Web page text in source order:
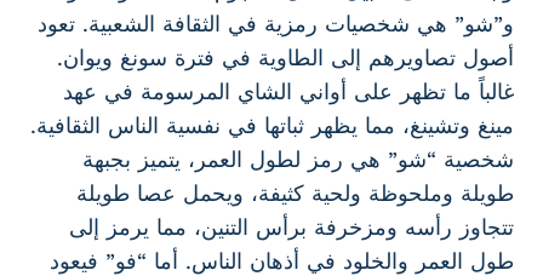
و”شو” هي شخصيات رمزية في الثقافة الشعبية. تعود
أصول تصاويرهم إلى الطاوية في فترة سونغ ويوان.
غالباً ما تظهر على أواني الشاي المرسومة في عهد
مينغ وتشينغ، مما يظهر ثباتها في نفسية الناس الثقافية.
شخصية “شو” هي رمز لطول العمر، يتميز بجبهة
طويلة وملحوظة ولحية كثيفة، ويحمل عصا طويلة
تتجاوز رأسه ومزخرفة برأس التنين، مما يرمز إلى
طول العمر والخلود في أذهان الناس. أما “فو” فيعود